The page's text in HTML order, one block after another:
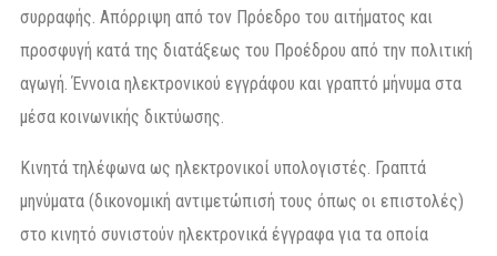
συρραφής. Απόρριψη από τον Πρόεδρο του αιτήματος και
προσφυγή κατά της διατάξεως του Προέδρου από την πολιτική
αγωγή. Έννοια ηλεκτρονικού εγγράφου και γραπτό μήνυμα στα
μέσα κοινωνικής δικτύωσης.
Κινητά τηλέφωνα ως ηλεκτρονικοί υπολογιστές. Γραπτά
μηνύματα (δικονομική αντιμετώπισή τους όπως οι επιστολές)
στο κινητό συνιστούν ηλεκτρονικά έγγραφα για τα οποία